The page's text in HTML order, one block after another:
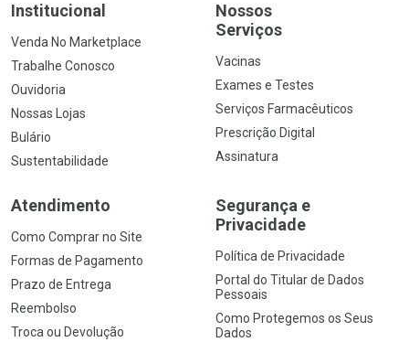
Institucional
Venda No Marketplace
Trabalhe Conosco
Ouvidoria
Nossas Lojas
Bulário
Sustentabilidade
Nossos
Serviços
Vacinas
Exames e Testes
Serviços Farmacêuticos
Prescrição Digital
Assinatura
Atendimento
Como Comprar no Site
Formas de Pagamento
Prazo de Entrega
Reembolso
Troca ou Devolução
Segurança e
Privacidade
Política de Privacidade
Portal do Titular de Dados
Pessoais
Como Protegemos os Seus
Dados